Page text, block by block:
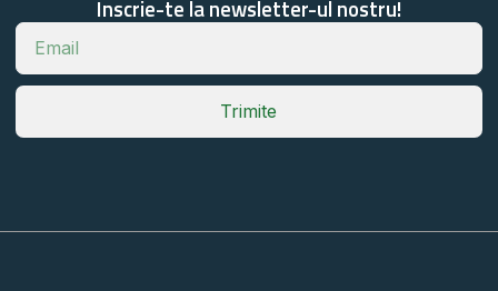
Inscrie-te la newsletter-ul nostru!
Trimite